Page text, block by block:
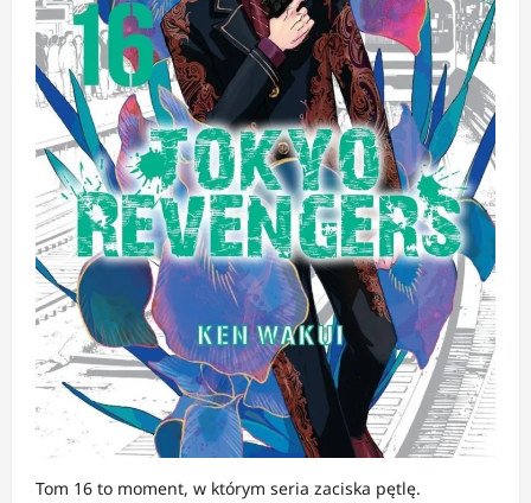
Tom 16 to moment, w którym seria zaciska pętlę.